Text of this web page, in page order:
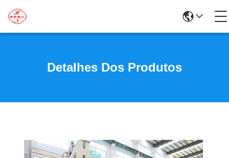
Detalhes Dos Produtos